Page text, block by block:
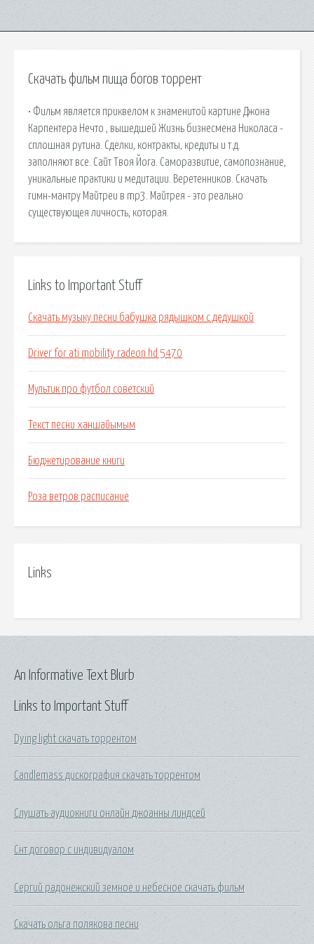
Скачать фильм пища богов торрент
• Фильм является приквелом к знаменитой картине Джона
Карпентера Нечто , вышедшей Жизнь бизнесмена Николаса -
сплошная рутина. Сделки, контракты, кредиты и т.д.
заполняют все. Сайт Твоя Йога. Саморазвитие, самопознание,
уникальные практики и медитации. Веретенников. Скачать
гимн-мантру Майтреи в mp3. Майтрея - это реально
существующея личность, которая.
Links to Important Stuff
Скачать музыку песни бабушка рядышком с дедушкой
Driver for ati mobility radeon hd 5470
Мультик про футбол советский
Текст песни ханшайымым
Бюджетирование книги
Роза ветров расписание
Links
Links to Important Stuff
Dying light скачать торрентом
Candlemass дискография скачать торрентом
Слушать аудиокниги онлайн джоанны линдсей
Снт договор с индивидуалом
Сергий радонежский земное и небесное скачать фильм
Скачать ольга полякова песни
An Informative Text Blurb